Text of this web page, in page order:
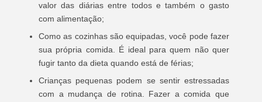
valor das diárias entre todos e também o gasto
com alimentação;
Como as cozinhas são equipadas, você pode fazer
sua própria comida. É ideal para quem não quer
fugir tanto da dieta quando está de férias;
Crianças pequenas podem se sentir estressadas
com a mudança de rotina. Fazer a comida que